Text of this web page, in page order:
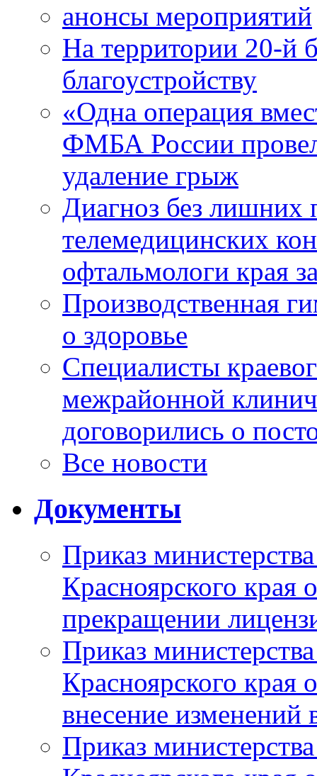
анонсы мероприятий
На территории 20-й
благоустройству
«Одна операция
ФМБА России
удаление грыж
Диагноз без лишних
телемедицинских
офтальмологи края
Производственная
о здоровье
Специалисты
межрайонной
договорились о
Все новости
Документы
Приказ
Красноярского
прекращении
Приказ
Красноярского
внесение изменений
Приказ